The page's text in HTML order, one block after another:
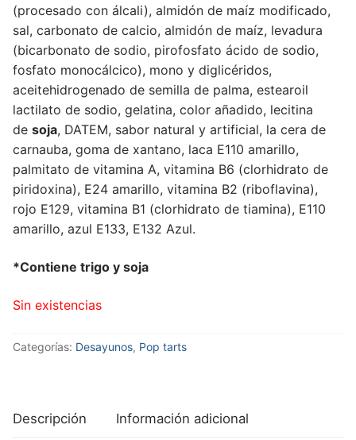
(procesado con álcali), almidón de maíz modificado,
sal, carbonato de calcio, almidón de maíz, levadura
(bicarbonato de sodio, pirofosfato ácido de sodio,
fosfato monocálcico), mono y diglicéridos,
aceitehidrogenado de semilla de palma, estearoil
lactilato de sodio, gelatina, color añadido, lecitina
de soja, DATEM, sabor natural y artificial, la cera de
carnauba, goma de xantano, laca E110 amarillo,
palmitato de vitamina A, vitamina B6 (clorhidrato de
piridoxina), E24 amarillo, vitamina B2 (riboflavina),
rojo E129, vitamina B1 (clorhidrato de tiamina), E110
amarillo, azul E133, E132 Azul.
*Contiene trigo y soja
Sin existencias
Categorías: Desayunos, Pop tarts
Descripción Información adicional